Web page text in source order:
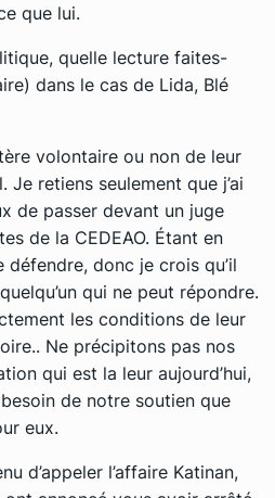
que lui.
quelle lecture faites-
dans le cas de Lida, Blé
volontaire ou non de leur
Je retiens seulement que j’ai
de passer devant un juge
de la CEDEAO. Étant en
défendre, donc je crois qu’il
qui ne peut répondre.
les conditions de leur
Ne précipitons pas nos
qui est la leur aujourd’hui,
de notre soutien que
eux.
d’appeler l’affaire Katinan,